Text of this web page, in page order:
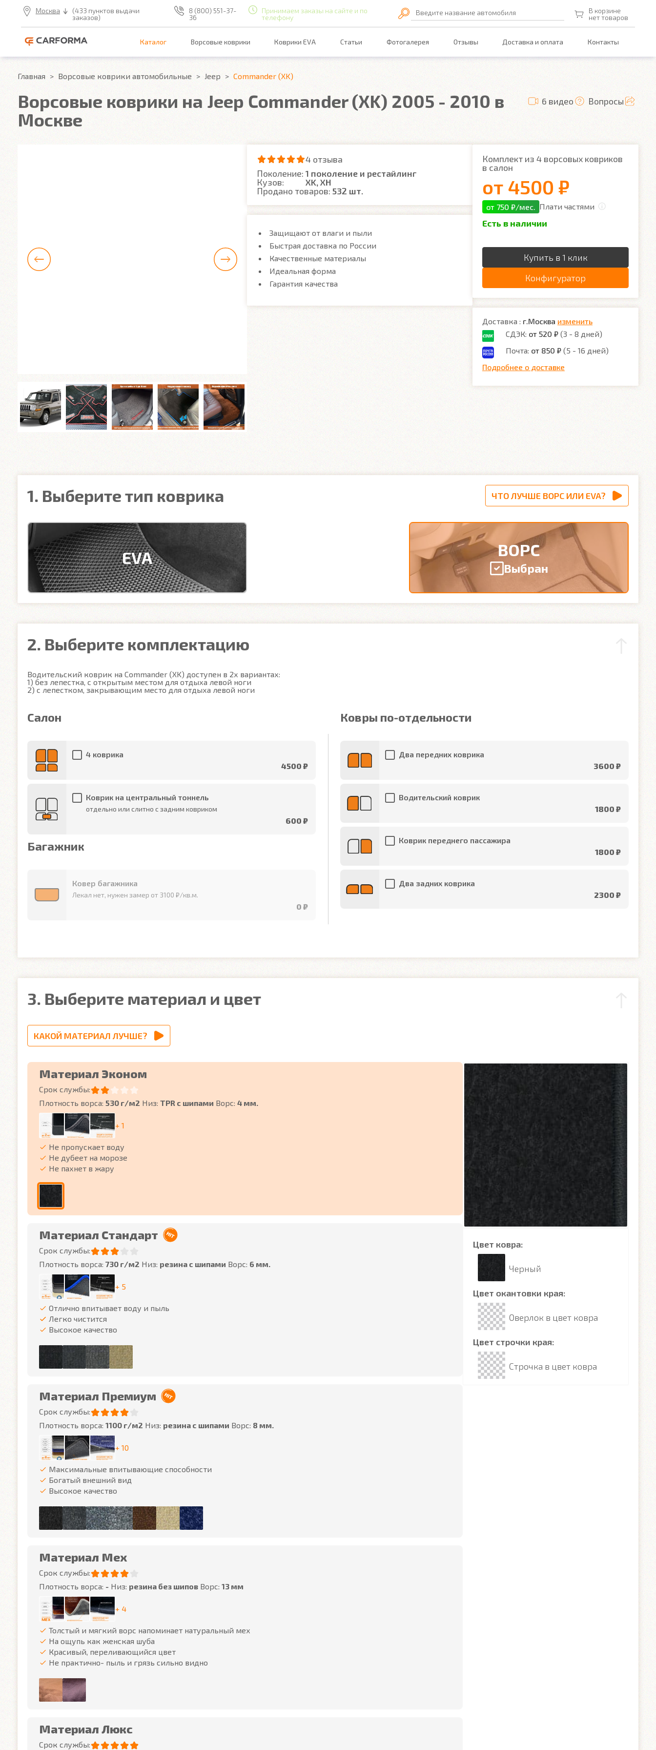
Москва
(433 пунктов выдачи
заказов)
8 (800) 551-37-
36
Принимаем заказы на сайте и по
телефону
Введите название автомобиля
В корзине
нет товаров
Каталог Ворсовые коврики Коврики EVA Статьи Фотогалерея Отзывы Доставка и оплата Контакты
Главная Ворсовые коврики автомобильные Jeep Commander (XK)
Ворсовые коврики на Jeep Commander (XK) 2005 - 2010 в
Москве
6 видео Вопросы
4 отзыва
Поколение: 1 поколение и рестайлинг
Кузов:
XK, XH
Продано товаров: 532 шт.
Защищают от влаги и пыли
Быстрая доставка по России
Качественные материалы
Идеальная форма
Гарантия качества
Комплект из 4 ворсовых ковриков
в салон
от 4500 ₽
от 750 ₽/мес. Плати частями
Есть в наличии
Купить в 1 клик
Конфигуратор
Доставка : г.Москва изменить
СДЭК: от 520 ₽ (3 - 8 дней)
Почта: от 850 ₽ (5 - 16 дней)
Подробнее о доставке
1. Выберите тип коврика ЧТО ЛУЧШЕ ВОРС ИЛИ EVA?
EVA ВОРС
Выбран
2. Выберите комплектацию
Водительский коврик на Commander (XK) доступен в 2х вариантах:
1) без лепестка, с открытым местом для отдыха левой ноги
2) с лепестком, закрывающим место для отдыха левой ноги
Салон
4 коврика
4500 ₽
Коврик на центральный тоннель
отдельно или слитно с задним ковриком
600 ₽
Багажник
Ковер багажника
Лекал нет, нужен замер от 3100 ₽/кв.м.
0 ₽
Ковры по-отдельности
Два передних коврика
3600 ₽
Водительский коврик
1800 ₽
Коврик переднего пассажира
1800 ₽
Два задних коврика
2300 ₽
3. Выберите материал и цвет
КАКОЙ МАТЕРИАЛ ЛУЧШЕ?
Материал Эконом
Срок службы:
Плотность ворса: 530 г/м2 Низ: TPR с шипами Ворс: 4 мм.
+ 1
Не пропускает воду
Не дубеет на морозе
Не пахнет в жару
Материал Стандарт
Срок службы:
Плотность ворса: 730 г/м2 Низ: резина с шипами Ворс: 6 мм.
+ 5
Отлично впитывает воду и пыль
Легко чистится
Высокое качество
Материал Премиум
Срок службы:
Плотность ворса: 1100 г/м2 Низ: резина с шипами Ворс: 8 мм.
+ 10
Максимальные впитывающие способности
Богатый внешний вид
Высокое качество
Материал Мех
Срок службы:
Плотность ворса: - Низ: резина без шипов Ворс: 13 мм
+ 4
Толстый и мягкий ворс напоминает натуральный мех
На ощупь как женская шуба
Красивый, переливающийся цвет
Не практично- пыль и грязь сильно видно
Материал Люкс
Срок службы:
Цвет ковра:
Черный
Цвет окантовки края:
Оверлок в цвет ковра
Цвет строчки края:
Строчка в цвет ковра